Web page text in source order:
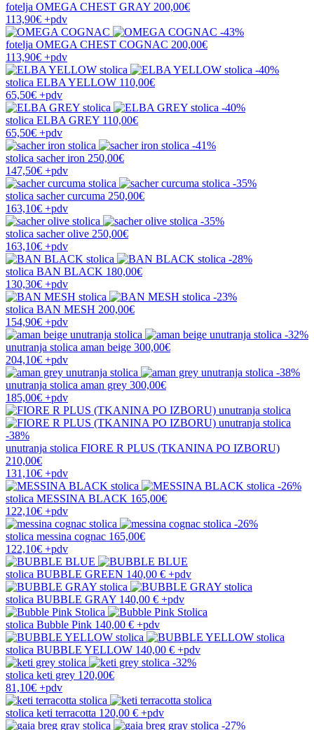
fotelja OMEGA CHEST GRAY 200,00€
113,90€ +pdv
-43%
fotelja OMEGA CHEST COGNAC 200,00€
113,90€ +pdv
-40%
stolica ELBA YELLOW 110,00€
65,50€ +pdv
-40%
stolica ELBA GREY 110,00€
65,50€ +pdv
-41%
stolica sacher iron 250,00€
147,50€ +pdv
-35%
stolica sacher curcuma 250,00€
163,10€ +pdv
-35%
stolica sacher olive 250,00€
163,10€ +pdv
-28%
stolica BAN BLACK 180,00€
130,30€ +pdv
-23%
stolica BAN MESH 200,00€
154,90€ +pdv
-32%
unutranja stolica aman beige 300,00€
204,10€ +pdv
-38%
unutranja stolica aman grey 300,00€
185,00€ +pdv
-38%
unutranja stolica FIORE R PLUS (TKANINA PO IZBORU)
210,00€
131,10€ +pdv
-26%
stolica MESSINA BLACK 165,00€
122,10€ +pdv
-26%
stolica messina cognac 165,00€
122,10€ +pdv
stolica BUBBLE GREEN 140,00 € +pdv
stolica BUBBLE GRAY 140,00 € +pdv
stolica Bubble Pink 140,00 € +pdv
stolica BUBBLE YELLOW 140,00 € +pdv
-32%
stolica keti grey 120,00€
81,10€ +pdv
stolica keti terracotta 120,00 € +pdv
-27%